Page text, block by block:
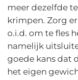
meer dezelfde
krimpen. Zorg
o.i.d. om te fles
namelijk
goede kans dat
het eigen